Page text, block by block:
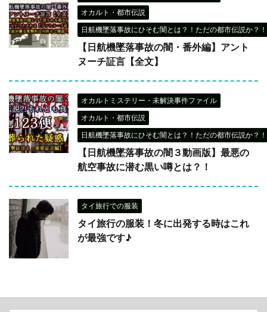
オカルト・都市伝説
日航機墜落事故にひそむ闇とは？！ただの都市伝説か？
【日航機墜落事故の闇・番外編】アント
ヌーチ証言【全文】
オカルトミステリー・未解決事件ファイル
オカルト・都市伝説
日航機墜落事故にひそむ闇とは？！ただの都市伝説か？
【日航機墜落事故の闇３動画版】最悪の
航空事故に潜む黒い噂とは？！
タイ旅行での服装
タイ旅行の服装！冬に出発する時はこれ
が最強です♪